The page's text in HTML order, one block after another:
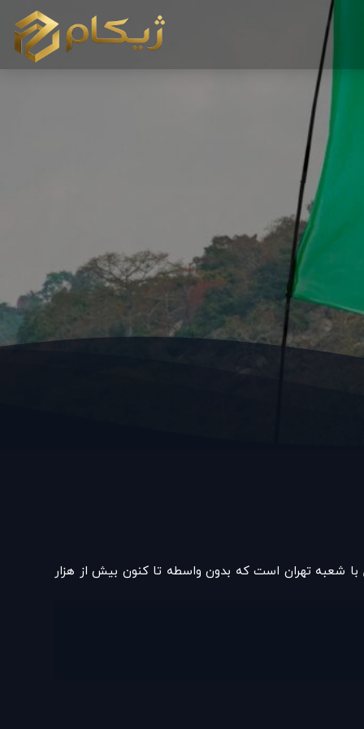
با شعبه تهران است که بدون واسطه تا کنون بیش از هزار